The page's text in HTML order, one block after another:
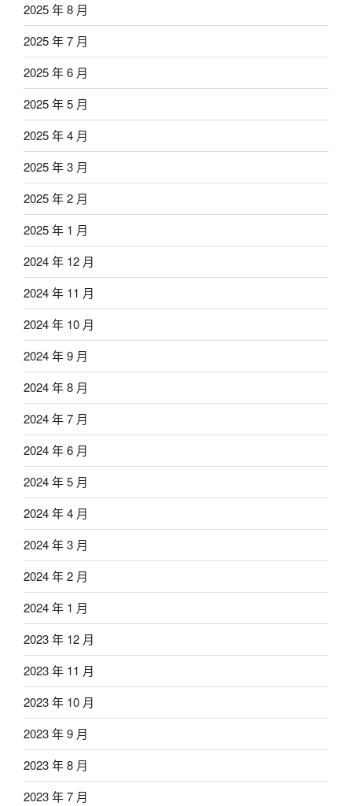
2025 年 8 月
2025 年 7 月
2025 年 6 月
2025 年 5 月
2025 年 4 月
2025 年 3 月
2025 年 2 月
2025 年 1 月
2024 年 12 月
2024 年 11 月
2024 年 10 月
2024 年 9 月
2024 年 8 月
2024 年 7 月
2024 年 6 月
2024 年 5 月
2024 年 4 月
2024 年 3 月
2024 年 2 月
2024 年 1 月
2023 年 12 月
2023 年 11 月
2023 年 10 月
2023 年 9 月
2023 年 8 月
2023 年 7 月